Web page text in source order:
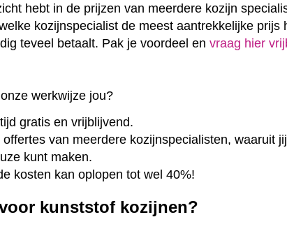
hebt in de prijzen van meerdere kozijn
kozijnspecialist de meest aantrekkelijke prijs
teveel betaalt. Pak je voordeel envraag hier
werkwijze jou?
gratis en vrijblijvend.
van meerdere kozijnspecialisten, waaruit
kunt maken.
kosten kan oplopen tot wel 40%!
kunststof kozijnen?